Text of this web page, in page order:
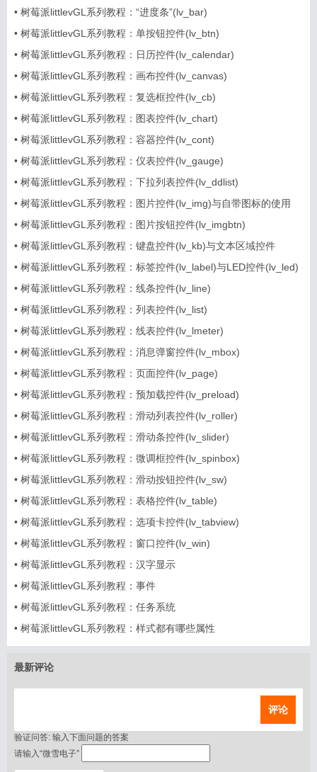
• 树莓派littlevGL系列教程：“进度条”(lv_bar)
• 树莓派littlevGL系列教程：单按钮控件(lv_btn)
• 树莓派littlevGL系列教程：日历控件(lv_calendar)
• 树莓派littlevGL系列教程：画布控件(lv_canvas)
• 树莓派littlevGL系列教程：复选框控件(lv_cb)
• 树莓派littlevGL系列教程：图表控件(lv_chart)
• 树莓派littlevGL系列教程：容器控件(lv_cont)
• 树莓派littlevGL系列教程：仪表控件(lv_gauge)
• 树莓派littlevGL系列教程：下拉列表控件(lv_ddlist)
• 树莓派littlevGL系列教程：图片控件(lv_img)与自带图标的使用
• 树莓派littlevGL系列教程：图片按钮控件(lv_imgbtn)
• 树莓派littlevGL系列教程：键盘控件(lv_kb)与文本区域控件
(lv_ta)
• 树莓派littlevGL系列教程：标签控件(lv_label)与LED控件(lv_led)
• 树莓派littlevGL系列教程：线条控件(lv_line)
• 树莓派littlevGL系列教程：列表控件(lv_list)
• 树莓派littlevGL系列教程：线表控件(lv_lmeter)
• 树莓派littlevGL系列教程：消息弹窗控件(lv_mbox)
• 树莓派littlevGL系列教程：页面控件(lv_page)
• 树莓派littlevGL系列教程：预加载控件(lv_preload)
• 树莓派littlevGL系列教程：滑动列表控件(lv_roller)
• 树莓派littlevGL系列教程：滑动条控件(lv_slider)
• 树莓派littlevGL系列教程：微调框控件(lv_spinbox)
• 树莓派littlevGL系列教程：滑动按钮控件(lv_sw)
• 树莓派littlevGL系列教程：表格控件(lv_table)
• 树莓派littlevGL系列教程：选项卡控件(lv_tabview)
• 树莓派littlevGL系列教程：窗口控件(lv_win)
• 树莓派littlevGL系列教程：汉字显示
• 树莓派littlevGL系列教程：事件
• 树莓派littlevGL系列教程：任务系统
• 树莓派littlevGL系列教程：样式都有哪些属性
最新评论
评论
验证问答: 输入下面问题的答案
请输入“微雪电子”